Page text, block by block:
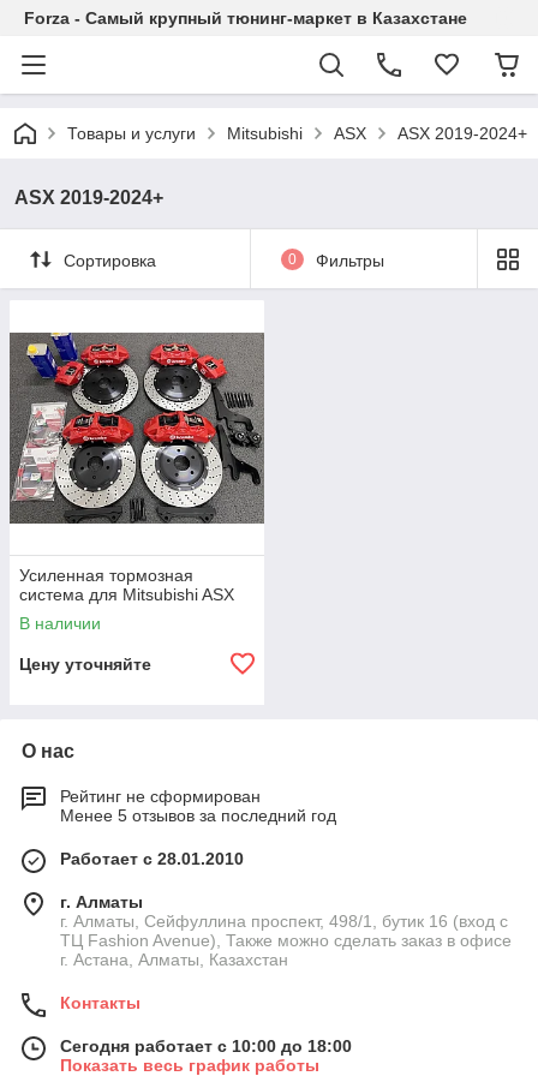
Forza - Самый крупный тюнинг-маркет в Казахстане
Товары и услуги Mitsubishi ASX ASX 2019-2024+
ASX 2019-2024+
Сортировка 0 Фильтры
Усиленная тормозная
система для Mitsubishi ASX
В наличии
Цену уточняйте
О нас
Рейтинг не сформирован
Менее 5 отзывов за последний год
Работает с 28.01.2010
г. Алматы
г. Алматы, Сейфуллина проспект, 498/1, бутик 16 (вход с
ТЦ Fashion Avenue), Также можно сделать заказ в офисе
г. Астана, Алматы, Казахстан
Контакты
Сегодня работает с 10:00 до 18:00
Показать весь график работы